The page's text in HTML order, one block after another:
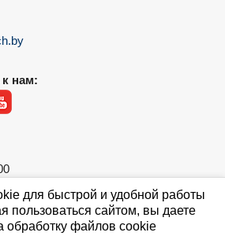
нам:
для быстрой и удобной работы
пользоваться сайтом, вы даете
обработку файлов cookie